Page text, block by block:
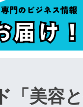
「美容